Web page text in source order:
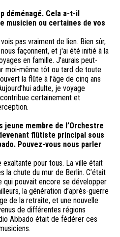
déménagé. Cela a-t-il
musicien ou certaines de vos
pas vraiment de lien. Bien sûr,
façonnent, et j'ai été initié à la
en famille. J'aurais peut-
moi-même tôt ou tard de toute
la flûte à l’âge de cinq ans
adulte, je voyage
certainement et
jeune membre de l’Orchestre
flûtiste principal sous
Pouvez-vous nous parler
exaltante pour tous. La ville était
la chute du mur de Berlin. C’était
qui pouvait encore se développer
la génération d’après-guerre
de la retraite, et une nouvelle
de différentes régions
Abbado était de fédérer ces